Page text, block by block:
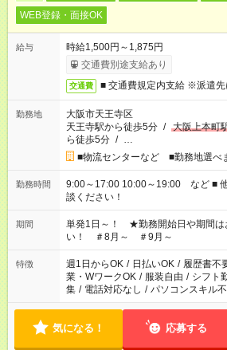
WEB登録・面接OK
給与
時給1,500円～1,875円
交通費別途支給あり
交通費 ■ 交通費規定内支給 ※派遣先
勤務地
大阪市天王寺区
天王寺駅から徒歩5分 / 大阪上本町
ら徒歩5分 / …
■物流センターなど ■勤務地選べ
勤務時間
9:00～17:00 10:00～19:00 など ■ 他の時間帯もお気軽にご相
談ください！
期間
単発1日～！ ★勤務開始日や期間は
い！ ＃8月～ ＃9月～
特徴 週1日からOK / 日払いOK / 履歴書不
業・WワークOK / 服装自由 / シフト
集 / 電話対応なし / パソコンスキル
気になる！ 応募する